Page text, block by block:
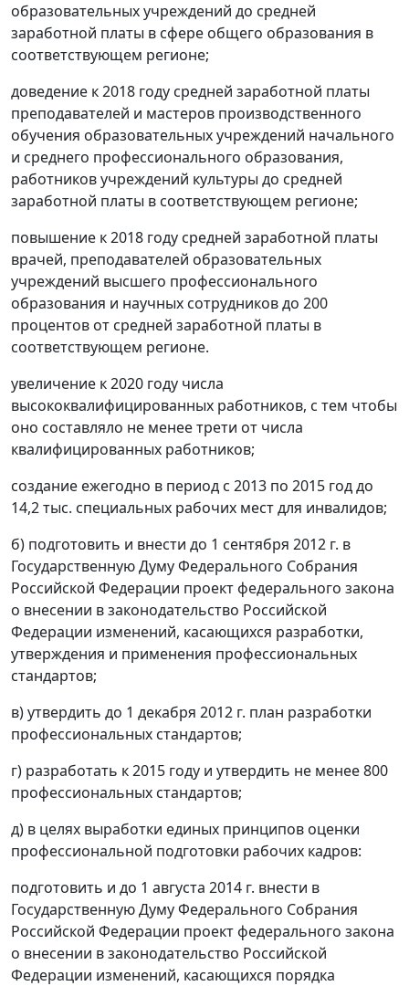
образовательных учреждений до средней
заработной платы в сфере общего образования в
соответствующем регионе;
доведение к 2018 году средней заработной платы
преподавателей и мастеров производственного
обучения образовательных учреждений начального
и среднего профессионального образования,
работников учреждений культуры до средней
заработной платы в соответствующем регионе;
повышение к 2018 году средней заработной платы
врачей, преподавателей образовательных
учреждений высшего профессионального
образования и научных сотрудников до 200
процентов от средней заработной платы в
соответствующем регионе.
увеличение к 2020 году числа
высококвалифицированных работников, с тем чтобы
оно составляло не менее трети от числа
квалифицированных работников;
создание ежегодно в период с 2013 по 2015 год до
14,2 тыс. специальных рабочих мест для инвалидов;
б) подготовить и внести до 1 сентября 2012 г. в
Государственную Думу Федерального Собрания
Российской Федерации проект федерального закона
о внесении в законодательство Российской
Федерации изменений, касающихся разработки,
утверждения и применения профессиональных
стандартов;
в) утвердить до 1 декабря 2012 г. план разработки
профессиональных стандартов;
г) разработать к 2015 году и утвердить не менее 800
профессиональных стандартов;
д) в целях выработки единых принципов оценки
профессиональной подготовки рабочих кадров:
подготовить и до 1 августа 2014 г. внести в
Государственную Думу Федерального Собрания
Российской Федерации проект федерального закона
о внесении в законодательство Российской
Федерации изменений, касающихся порядка